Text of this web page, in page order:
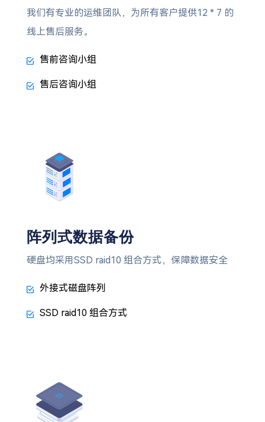
我们有专业的运维团队，为所有客户提供12 * 7 的
线上售后服务。
售前咨询小组
售后咨询小组
阵列式数据备份
硬盘均采用SSD raid10 组合方式，保障数据安全
外接式磁盘阵列
SSD raid10 组合方式